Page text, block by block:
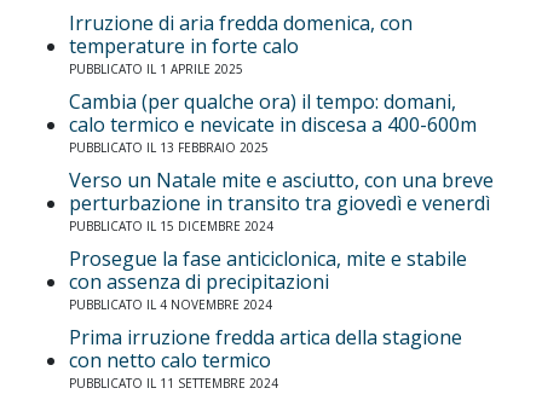
Irruzione di aria fredda domenica, con
temperature in forte calo
PUBBLICATO IL 1 APRILE 2025
Cambia (per qualche ora) il tempo: domani,
calo termico e nevicate in discesa a 400-600m
PUBBLICATO IL 13 FEBBRAIO 2025
Verso un Natale mite e asciutto, con una breve
perturbazione in transito tra giovedì e venerdì
PUBBLICATO IL 15 DICEMBRE 2024
Prosegue la fase anticiclonica, mite e stabile
con assenza di precipitazioni
PUBBLICATO IL 4 NOVEMBRE 2024
Prima irruzione fredda artica della stagione
con netto calo termico
PUBBLICATO IL 11 SETTEMBRE 2024